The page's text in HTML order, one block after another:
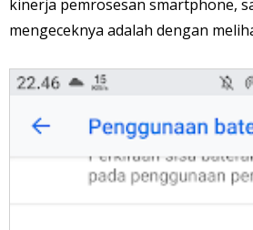
kinerja pemrosesan smartphone,
mengeceknya adalah dengan